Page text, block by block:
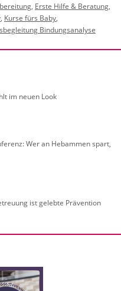
, Erste Hilfe & Beratung,
, Kurse fürs Baby,
Bindungsanalyse
im neuen Look
Wer an Heb­am­men spart,
ist ge­leb­te Prä­ven­ti­on